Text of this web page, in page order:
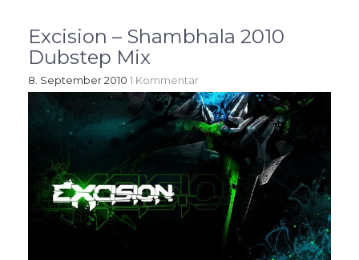
Excision – Shambhala 2010
Dubstep Mix
8. September 2010 1 Kommentar